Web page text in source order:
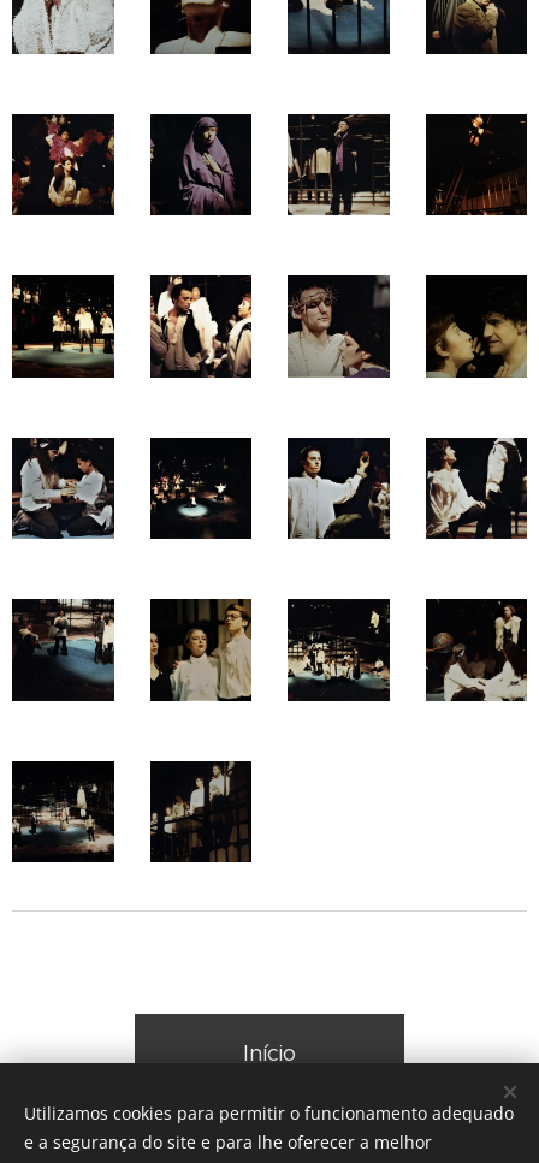
Início
Utilizamos cookies para permitir o funcionamento adequado
e a segurança do site e para lhe oferecer a melhor